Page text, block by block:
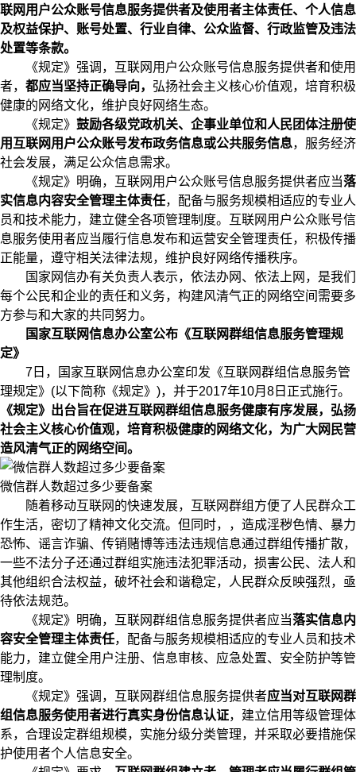
联网用户公众账号信息服务提供者及使用者主体责任、个人信息
及权益保护、账号处置、行业自律、公众监督、行政监管及违法
处置等条款。
《规定》强调，互联网用户公众账号信息服务提供者和使用
者， 都应当坚持正确导向， 弘扬社会主义核心价值观，培育积极
健康的网络文化，维护良好网络生态。
《规定》 鼓励各级党政机关、企事业单位和人民团体注册使
用互联网用户公众账号发布政务信息或公共服务信息，服务经济
社会发展，满足公众信息需求。
《规定》明确，互联网用户公众账号信息服务提供者应当落
实信息内容安全管理主体责任，配备与服务规模相适应的专业人
员和技术能力，建立健全各项管理制度。互联网用户公众账号信
息服务使用者应当履行信息发布和运营安全管理责任，积极传播
正能量，遵守相关法律法规，维护良好网络传播秩序。
国家网信办有关负责人表示，依法办网、依法上网，是我们
每个公民和企业的责任和义务，构建风清气正的网络空间需要多
方参与和大家的共同努力。
国家互联网信息办公室公布《互联网群组信息服务管理规
定》
7日，国家互联网信息办公室印发《互联网群组信息服务管
理规定》(以下简称《规定》)，并于2017年10月8日正式施行。
《规定》出台旨在促进互联网群组信息服务健康有序发展，弘扬
社会主义核心价值观，培育积极健康的网络文化，为广大网民营
造风清气正的网络空间。
微信群人数超过多少要备案
随着移动互联网的快速发展，互联网群组方便了人民群众工
作生活，密切了精神文化交流。但同时，，造成淫秽色情、暴力
恐怖、谣言诈骗、传销赌博等违法违规信息通过群组传播扩散，
一些不法分子还通过群组实施违法犯罪活动，损害公民、法人和
其他组织合法权益，破坏社会和谐稳定，人民群众反映强烈，亟
待依法规范。
《规定》明确，互联网群组信息服务提供者应当落实信息内
容安全管理主体责任，配备与服务规模相适应的专业人员和技术
能力，建立健全用户注册、信息审核、应急处置、安全防护等管
理制度。
《规定》强调，互联网群组信息服务提供者应当对互联网群
组信息服务使用者进行真实身份信息认证，建立信用等级管理体
系，合理设定群组规模，实施分级分类管理，并采取必要措施保
护使用者个人信息安全。